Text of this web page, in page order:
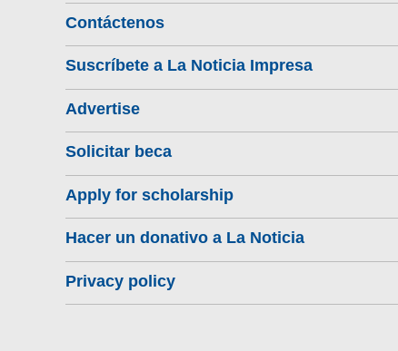
Contáctenos
Suscríbete a La Noticia Impresa
Advertise
Solicitar beca
Apply for scholarship
Hacer un donativo a La Noticia
Privacy policy